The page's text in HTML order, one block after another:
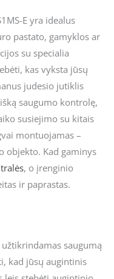
E yra idealus
pastato, gamyklos ar
su specialia
kas vyksta jūsų
judesio jutiklis
saugumo kontrolę,
susiejimo su kitais
montuojamas –
objekto. Kad gaminys
, o įrenginio
ir paprastas.
saugumą
kad jūsų augintinis